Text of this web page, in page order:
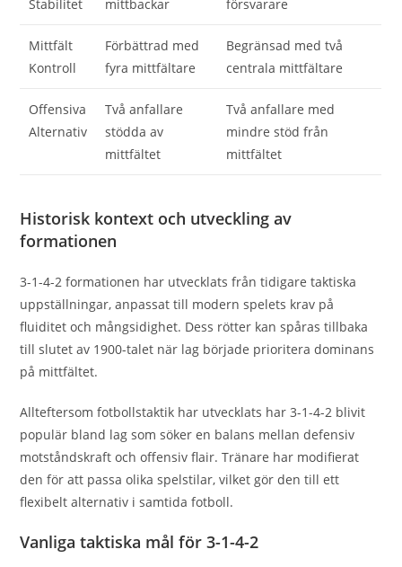
Stabilitet
mittbackar
försvarare
Mittfält
Kontroll
Förbättrad med
fyra mittfältare
Begränsad med två
centrala mittfältare
Offensiva
Alternativ
Två anfallare
stödda av
mittfältet
Två anfallare med
mindre stöd från
mittfältet
Historisk kontext och utveckling av
formationen
3-1-4-2 formationen har utvecklats från tidigare taktiska
uppställningar, anpassat till modern spelets krav på
fluiditet och mångsidighet. Dess rötter kan spåras tillbaka
till slutet av 1900-talet när lag började prioritera dominans
på mittfältet.
Allteftersom fotbollstaktik har utvecklats har 3-1-4-2 blivit
populär bland lag som söker en balans mellan defensiv
motståndskraft och offensiv flair. Tränare har modifierat
den för att passa olika spelstilar, vilket gör den till ett
flexibelt alternativ i samtida fotboll.
Vanliga taktiska mål för 3-1-4-2